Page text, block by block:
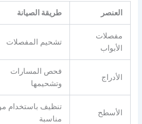
العنصر طريقة الصيانة
مفصلات
الأبواب
تشحيم المفصلات
الأدراج
فحص المسارات
وتشحيمها
الأسطح
تنظيف باستخدام
مناسبة